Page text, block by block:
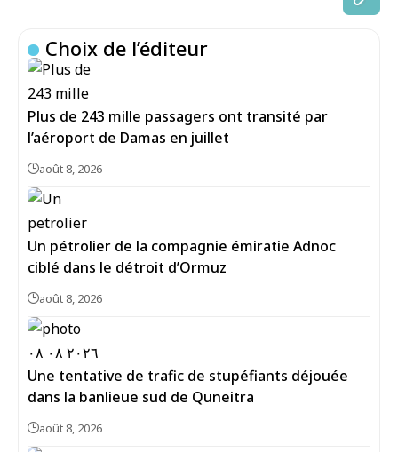
Choix de l’éditeur
Plus de 243 mille passagers ont transité par
l’aéroport de Damas en juillet
août 8, 2026
Un pétrolier de la compagnie émiratie Adnoc
ciblé dans le détroit d’Ormuz
août 8, 2026
Une tentative de trafic de stupéfiants déjouée
dans la banlieue sud de Quneitra
août 8, 2026